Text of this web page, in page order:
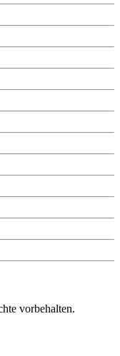
vorbehalten.